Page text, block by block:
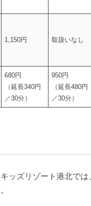
1,150円 取扱いなし
680円
（延長340円
／30分）
950円
（延長480円
／30分）
ッズリゾート港北では